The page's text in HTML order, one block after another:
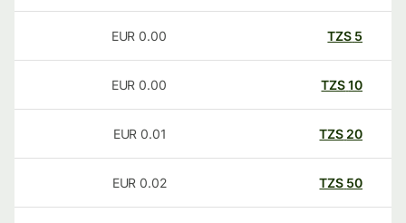
TZS
0.00
EUR
TZS
0.00
EUR
20
TZS
0.01
EUR
50
TZS
0.02
EUR